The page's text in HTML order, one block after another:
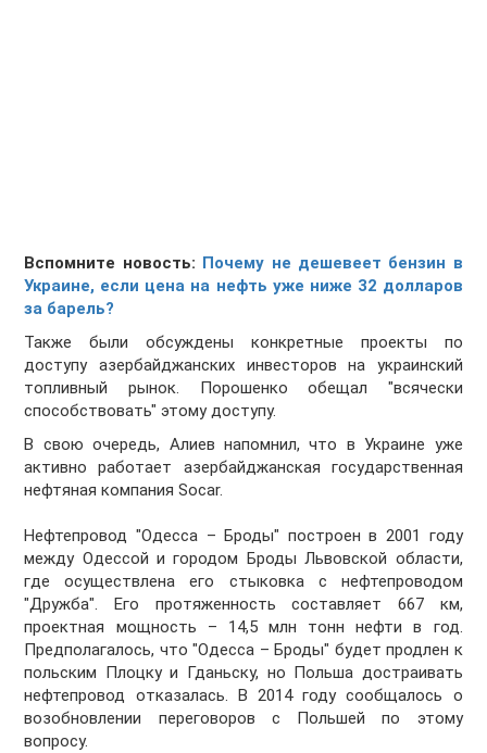
Вспомните новость: Почему не дешевеет бензин в
Украине, если цена на нефть уже ниже 32 долларов
за барель?
Также были обсуждены конкретные проекты по
доступу азербайджанских инвесторов на украинский
топливный рынок. Порошенко обещал "всячески
способствовать" этому доступу.
В свою очередь, Алиев напомнил, что в Украине уже
активно работает азербайджанская государственная
нефтяная компания Socar.
Нефтепровод "Одесса – Броды" построен в 2001 году
между Одессой и городом Броды Львовской области,
где осуществлена его стыковка с нефтепроводом
"Дружба". Его протяженность составляет 667 км,
проектная мощность – 14,5 млн тонн нефти в год.
Предполагалось, что "Одесса – Броды" будет продлен к
польским Плоцку и Гданьску, но Польша достраивать
нефтепровод отказалась. В 2014 году сообщалось о
возобновлении переговоров с Польшей по этому
вопросу.